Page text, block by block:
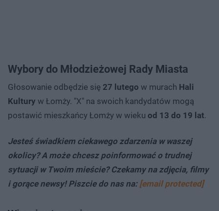
Wybory do Młodzieżowej Rady Miasta
Głosowanie odbędzie się 27 lutego w murach Hali
Kultury w Łomży. "X" na swoich kandydatów mogą
postawić mieszkańcy Łomży w wieku od 13 do 19 lat.
Jesteś świadkiem ciekawego zdarzenia w waszej
okolicy? A może chcesz poinformować o trudnej
sytuacji w Twoim mieście? Czekamy na zdjęcia, filmy
i gorące newsy! Piszcie do nas na: [email protected]